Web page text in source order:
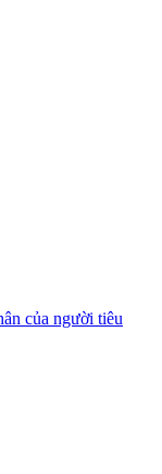
của người tiêu